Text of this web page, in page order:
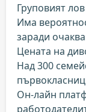
Груповият
Има
заради
Цената на
Над 300
Он-лайн